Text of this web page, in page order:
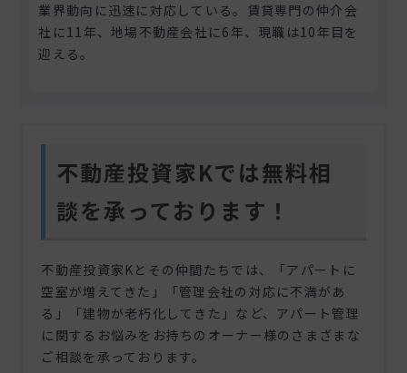
業界動向に迅速に対応している。賃貸専門の仲介会
社に11年、地場不動産会社に6年、現職は10年目を
迎える。
不動産投資家Kでは無料相
談を承っております！
不動産投資家Kとその仲間たちでは、「アパートに
空室が増えてきた」「管理会社の対応に不満があ
る」「建物が老朽化してきた」など、アパート管理
に関するお悩みをお持ちのオーナー様のさまざまな
ご相談を承っております。